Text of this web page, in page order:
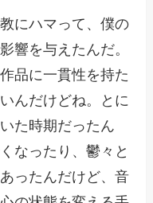
にハマって、僕の
響を与えたんだ。
品に一貫性を持た
んだけどね。とに
た時期だったん
なったり、鬱々と
ったんだけど、音